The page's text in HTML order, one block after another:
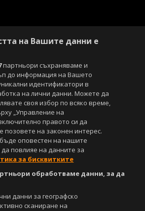
на Вашите данни е
партньори съхраняваме и
до информация на Вашето
идентификатори в
на лични данни. Можете да
своя избор по всяко време,
„Управление на
правото си да
позовете на законен интерес.
оповестен на нашите
повлияе на данните за
за бисквитките
обработваме данни, за да
данни за географско
сканиране на